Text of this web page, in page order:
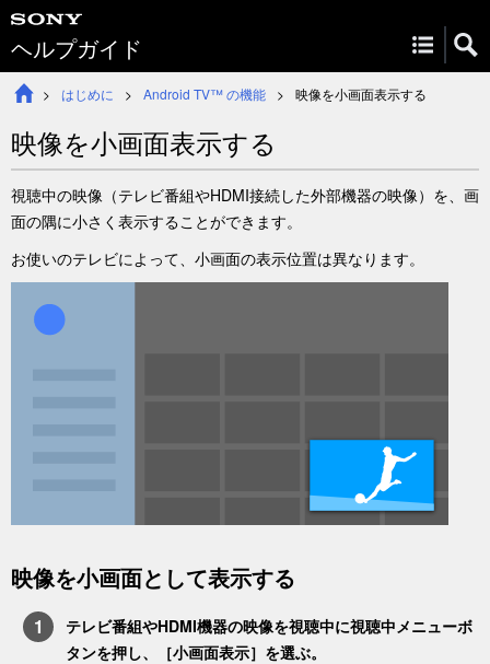
ヘルプガイド
はじめに Android TV™ の機能 映像を小画面表示する
映像を小画面表示する
視聴中の映像（テレビ番組やHDMI接続した外部機器の映像）を、画
面の隅に小さく表示することができます。
お使いのテレビによって、小画面の表示位置は異なります。
映像を小画面として表示する
テレビ番組やHDMI機器の映像を視聴中に視聴中メニューボ
タンを押し、［小画面表示］を選ぶ。